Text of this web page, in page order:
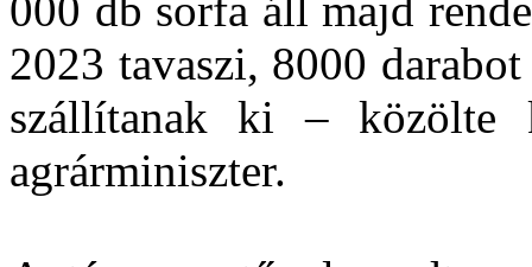
000 db sorfa áll majd
2023 tavaszi, 8000
szállítanak ki – közölte
agrárminiszter.